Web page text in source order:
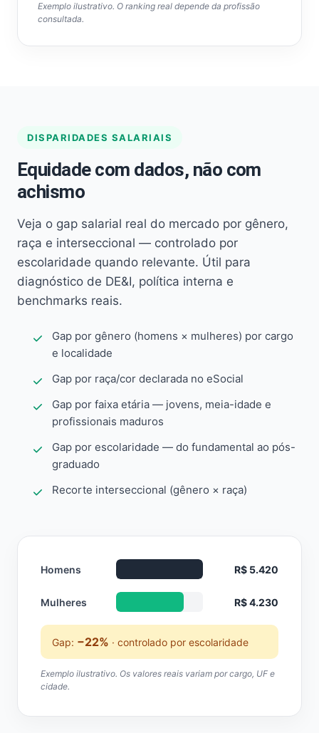
Exemplo ilustrativo. O ranking real depende da profissão
consultada.
DISPARIDADES SALARIAIS
Equidade com dados, não com
achismo
Veja o gap salarial real do mercado por gênero,
raça e interseccional — controlado por
escolaridade quando relevante. Útil para
diagnóstico de DE&I, política interna e
benchmarks reais.
Gap por gênero (homens × mulheres) por cargo
e localidade
Gap por raça/cor declarada no eSocial
Gap por faixa etária — jovens, meia-idade e
profissionais maduros
Gap por escolaridade — do fundamental ao pós-
graduado
Recorte interseccional (gênero × raça)
Homens R$ 5.420
Mulheres R$ 4.230
Gap: −22% · controlado por escolaridade
Exemplo ilustrativo. Os valores reais variam por cargo, UF e
cidade.